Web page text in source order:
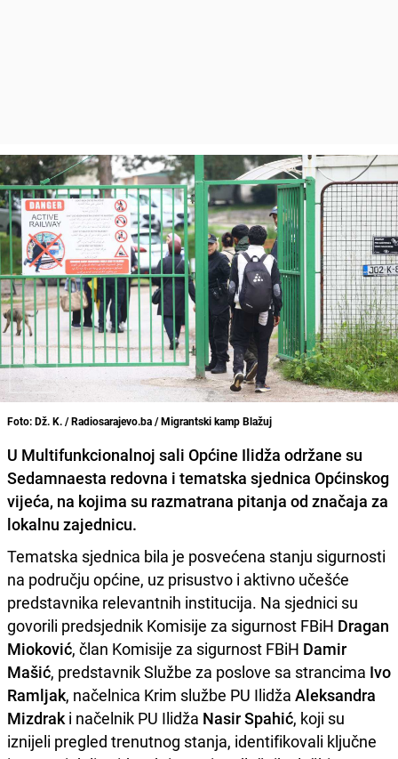
Foto: Dž. K. / Radiosarajevo.ba / Migrantski kamp Blažuj
U Multifunkcionalnoj sali Općine Ilidža održane su
Sedamnaesta redovna i tematska sjednica Općinskog
vijeća, na kojima su razmatrana pitanja od značaja za
lokalnu zajednicu.
Tematska sjednica bila je posvećena stanju sigurnosti
na području općine, uz prisustvo i aktivno učešće
predstavnika relevantnih institucija. Na sjednici su
govorili predsjednik Komisije za sigurnost FBiH Dragan
Mioković, član Komisije za sigurnost FBiH Damir
Mašić, predstavnik Službe za poslove sa strancima Ivo
Ramljak, načelnica Krim službe PU Ilidža Aleksandra
Mizdrak i načelnik PU Ilidža Nasir Spahić, koji su
iznijeli pregled trenutnog stanja, identifikovali ključne